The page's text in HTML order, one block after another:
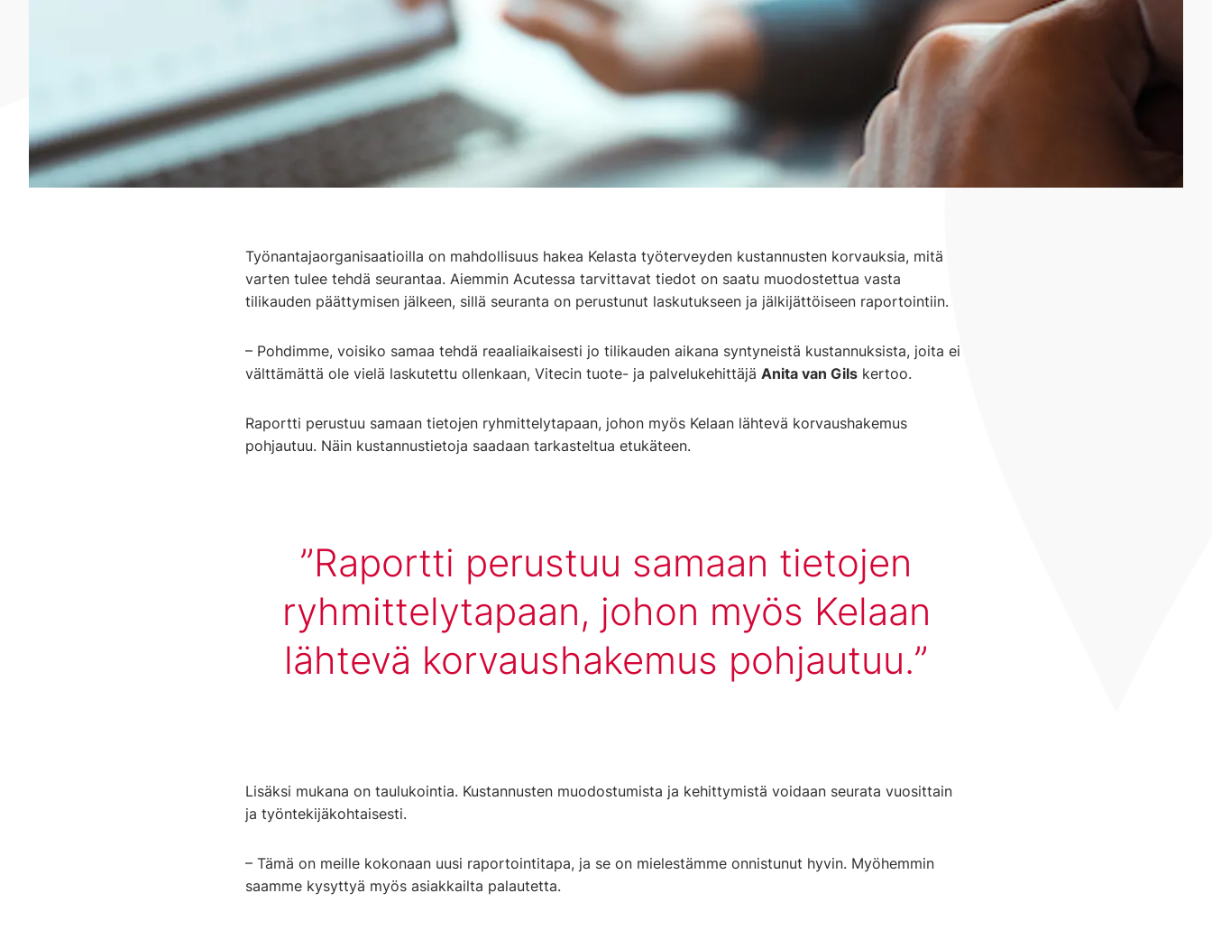
Työnantajaorganisaatioilla on mahdollisuus hakea Kelasta työterveyden kustannusten korvauksia, mitä
varten tulee tehdä seurantaa. Aiemmin Acutessa tarvittavat tiedot on saatu muodostettua vasta
tilikauden päättymisen jälkeen, sillä seuranta on perustunut laskutukseen ja jälkijättöiseen raportointiin.
– Pohdimme, voisiko samaa tehdä reaaliaikaisesti jo tilikauden aikana syntyneistä kustannuksista, joita ei
välttämättä ole vielä laskutettu ollenkaan, Vitecin tuote- ja palvelukehittäjä Anita van Gils kertoo.
Raportti perustuu samaan tietojen ryhmittelytapaan, johon myös Kelaan lähtevä korvaushakemus
pohjautuu. Näin kustannustietoja saadaan tarkasteltua etukäteen.
Raportti perustuu samaan tietojen
ryhmittelytapaan, johon myös Kelaan
lähtevä korvaushakemus pohjautuu.
Lisäksi mukana on taulukointia. Kustannusten muodostumista ja kehittymistä voidaan seurata vuosittain
ja työntekijäkohtaisesti.
– Tämä on meille kokonaan uusi raportointitapa, ja se on mielestämme onnistunut hyvin. Myöhemmin
saamme kysyttyä myös asiakkailta palautetta.